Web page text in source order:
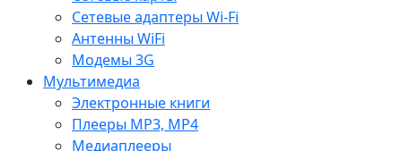
Сетевые адаптеры Wi-Fi
Антенны WiFi
Модемы 3G
Мультимедиа
Электронные книги
Плееры MP3, MP4
Медиаплееры